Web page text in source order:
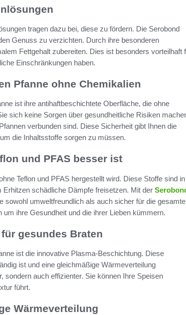
tragen dazu bei, diese zu fördern. Die Serobond
Genuss zu verzichten. Durch ihre besonderen
Fettgehalt zubereiten. Dies ist besonders vorteilhaft
Einschränkungen haben.
Pfanne ohne Chemikalien
ist ihre antihaftbeschichtete Oberfläche, die ohne
sich keine Sorgen über gesundheitliche Risiken
verbunden sind. Diese Sicherheit gibt Ihnen die
die Inhaltsstoffe sorgen zu müssen.
und PFAS besser ist
Teflon und PFAS hergestellt wird. Diese Stoffe sind in
schädliche Dämpfe freisetzen. Mit der
sowohl umweltfreundlich als auch sicher für die gesamte
ihre Gesundheit und die ihrer Lieben kümmern.
gesundes Braten
ist die innovative Plasma-Beschichtung. Diese
ist und eine gleichmäßige Wärmeverteilung
auch effizienter. Sie können Ihre Speisen
führt.
Wärmeverteilung